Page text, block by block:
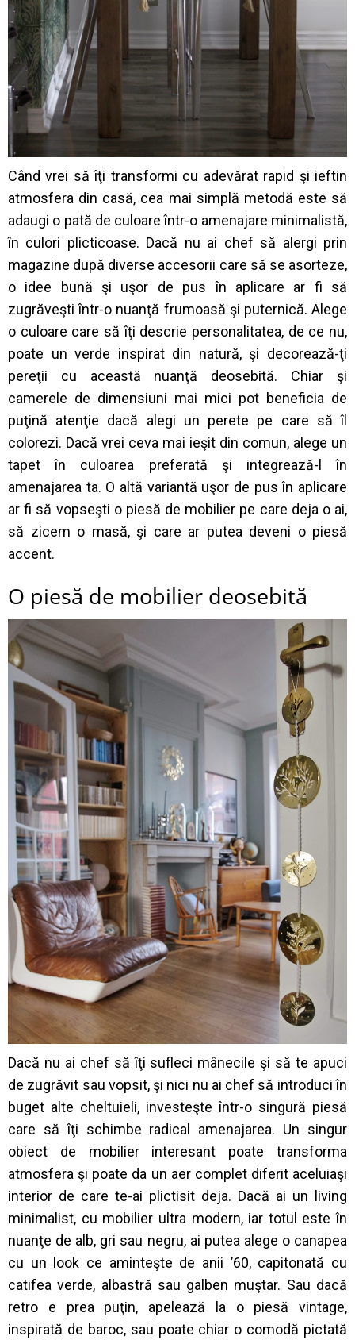
Când vrei să îţi transformi cu adevărat rapid şi ieftin
atmosfera din casă, cea mai simplă metodă este să
adaugi o pată de culoare într-o amenajare minimalistă,
în culori plicticoase. Dacă nu ai chef să alergi prin
magazine după diverse accesorii care să se asorteze,
o idee bună şi uşor de pus în aplicare ar fi să
zugrăveşti într-o nuanţă frumoasă şi puternică. Alege
o culoare care să îţi descrie personalitatea, de ce nu,
poate un verde inspirat din natură, şi decorează-ţi
pereţii cu această nuanţă deosebită. Chiar şi
camerele de dimensiuni mai mici pot beneficia de
puţină atenţie dacă alegi un perete pe care să îl
colorezi. Dacă vrei ceva mai ieşit din comun, alege un
tapet în culoarea preferată şi integrează-l în
amenajarea ta. O altă variantă uşor de pus în aplicare
ar fi să vopseşti o piesă de mobilier pe care deja o ai,
să zicem o masă, şi care ar putea deveni o piesă
accent.
O piesă de mobilier deosebită
Dacă nu ai chef să îţi sufleci mânecile şi să te apuci
de zugrăvit sau vopsit, şi nici nu ai chef să introduci în
buget alte cheltuieli, investeşte într-o singură piesă
care să îţi schimbe radical amenajarea. Un singur
obiect de mobilier interesant poate transforma
atmosfera şi poate da un aer complet diferit aceluiaşi
interior de care te-ai plictisit deja. Dacă ai un living
minimalist, cu mobilier ultra modern, iar totul este în
nuanţe de alb, gri sau negru, ai putea alege o canapea
cu un look ce aminteşte de anii ’60, capitonată cu
catifea verde, albastră sau galben muştar. Sau dacă
retro e prea puţin, apelează la o piesă vintage,
inspirată de baroc, sau poate chiar o comodă pictată